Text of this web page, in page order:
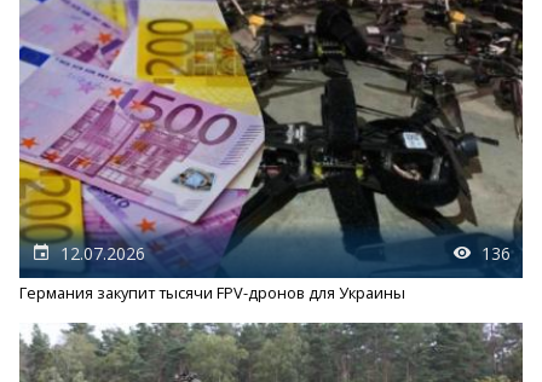
12.07.2026 136
Германия закупит тысячи FPV-дронов для Украины